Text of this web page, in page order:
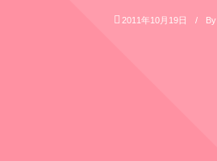
2011年10月19日 By